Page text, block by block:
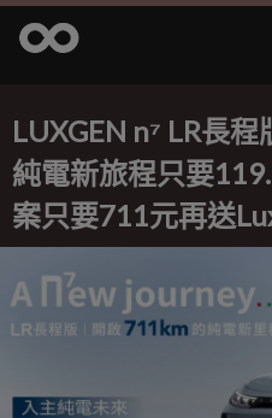
LUXGEN n⁷ LR長
純電新旅程只要
案只要711元再送